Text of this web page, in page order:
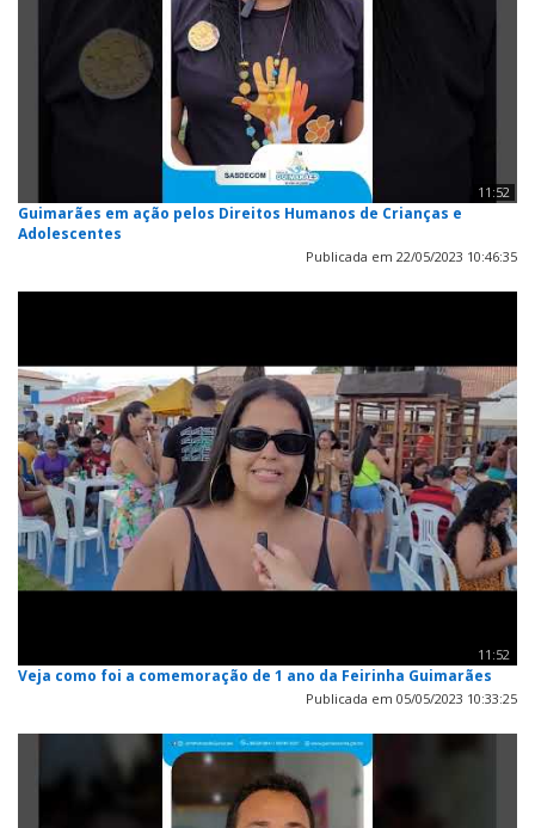
11:52
Guimarães em ação pelos Direitos Humanos de Crianças e
Adolescentes
Publicada em 22/05/2023 10:46:35
11:52
Veja como foi a comemoração de 1 ano da Feirinha Guimarães
Publicada em 05/05/2023 10:33:25